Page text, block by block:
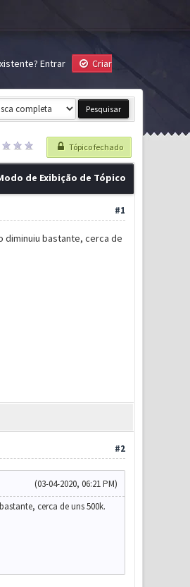
Entrar
Criar
Tópico fechado
de Exibição de Tópico
#1
diminuiu bastante, cerca de
#2
(03-04-2020, 06:21 PM)
cerca de uns 500k.